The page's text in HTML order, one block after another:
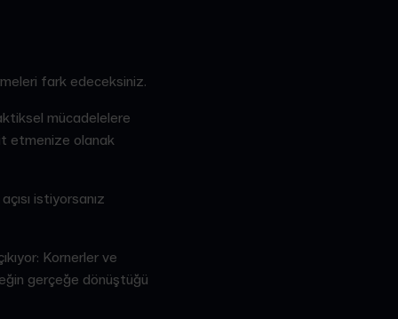
fark edeceksiniz.
mücadelelere
etmenize olanak
istiyorsanız
Kornerler ve
gerçeğe dönüştüğü